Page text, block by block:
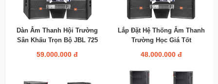
Dàn Âm Thanh Hội Trường
Sân Khấu Trọn Bộ JBL 725
59.000.000 đ
Lắp Đặt Hệ Thống Âm Thanh
Trường Học Giá Tốt
48.000.000 đ